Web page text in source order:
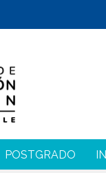
POSTGRADO